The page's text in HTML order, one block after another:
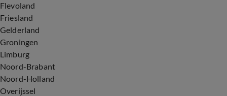
Flevoland
Friesland
Gelderland
Groningen
Limburg
Noord-Brabant
Noord-Holland
Overijssel